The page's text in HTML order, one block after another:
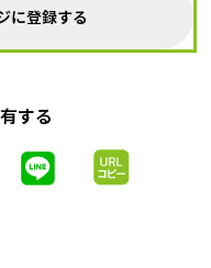
に登録する
する